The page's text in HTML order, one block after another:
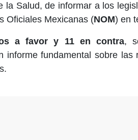
la Salud, de informar a los
Oficiales Mexicanas (NOM) en
a favor y 11 en contra,
informe fundamental sobre